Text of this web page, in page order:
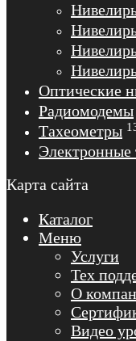
Оптические
Радиомодемы
Тахеометры
Электронные
Карта сайта
Каталог
Меню
Услуги
Тех
О
Видео